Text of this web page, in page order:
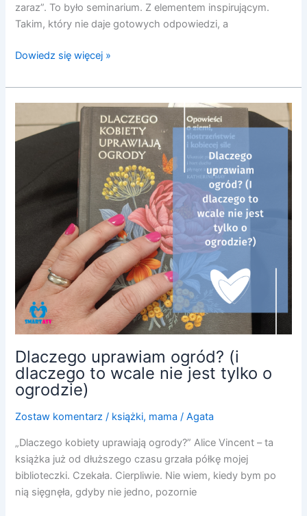
zaraz”. To było seminarium. Z elementem inspirującym.
Takim, który nie daje gotowych odpowiedzi, a
Dowiedz się więcej »
Dlaczego uprawiam ogród? (i
dlaczego to wcale nie jest tylko o
ogrodzie)
Zostaw komentarz / książki, mama /Agata
„Dlaczego kobiety uprawiają ogrody?” Alice Vincent – ta
książka już od dłuższego czasu grzała półkę mojej
biblioteczki. Czekała. Cierpliwie. Nie wiem, kiedy bym po
nią sięgnęła, gdyby nie jedno, pozornie
uprawiam
ogród?
ogrodzie)